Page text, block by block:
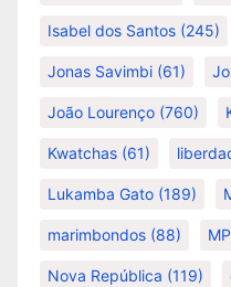
Isabel dos Santos (245)
Jonas Savimbi (61)
João Lourenço (760)
Kwatchas (61)
Lukamba Gato (189)
marimbondos (88)
Nova República (119)